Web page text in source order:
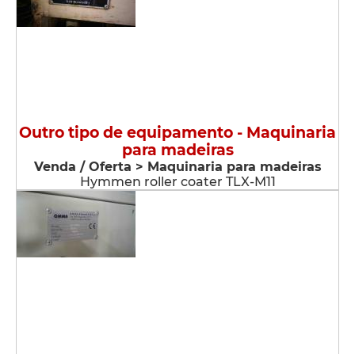
Outro tipo de equipamento - Maquinaria
para madeiras
Venda / Oferta > Maquinaria para madeiras
Hymmen roller coater TLX-M11